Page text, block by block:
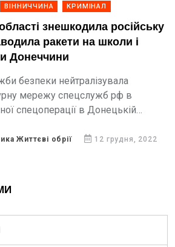
ВІННИЧЧИНА КРИМІНАЛ
знешкодила російську
ракети на школи і
Донеччини
безпеки нейтралізувала
мережу спецслужб рф в
спецоперації в Донецькій
Життєві обрії 12 грудня, 2022